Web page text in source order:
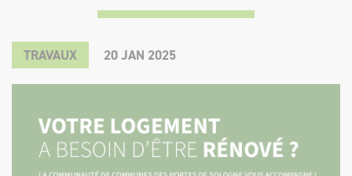
INTERACTIVE
TRAVAUX 20JAN 2025